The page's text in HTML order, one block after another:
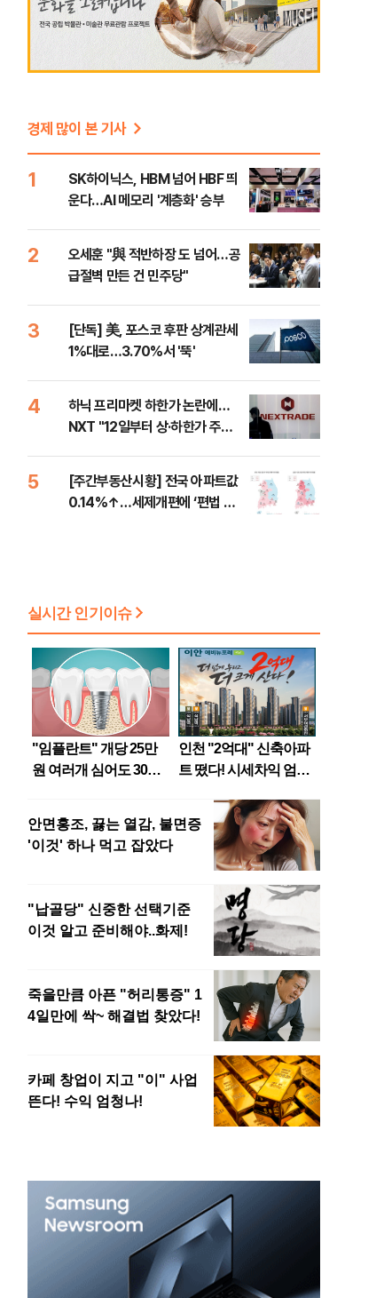
경제 많이 본 기사
1
SK하이닉스, HBM 넘어 HBF 띄
운다…AI 메모리 '계층화' 승부
2
오세훈 "與 적반하장 도 넘어…공
급절벽 만든 건 민주당"
3
[단독] 美, 포스코 후판 상계관세
1%대로…3.70%서 '뚝'
4
하닉 프리마켓 하한가 논란에…
NXT "12일부터 상·하한가 주문
5
[주간부동산시황] 전국 아파트값
0.14%↑…세제개편에 ‘편법 주